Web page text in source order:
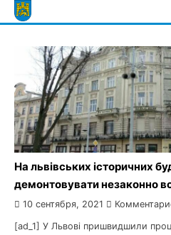
Skip
to
На львівських історичних
демонтовувати незаконно
10 сентября, 2021
[ad_1] У Львові пришвидшили